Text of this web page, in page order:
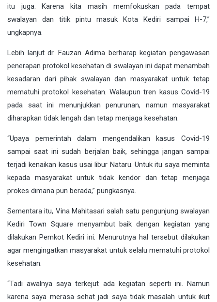
itu juga. Karena kita masih memfokuskan pada tempat
swalayan dan titik pintu masuk Kota Kediri sampai H-7,”
ungkapnya.
Lebih lanjut dr. Fauzan Adima berharap kegiatan pengawasan
penerapan protokol kesehatan di swalayan ini dapat menambah
kesadaran dari pihak swalayan dan masyarakat untuk tetap
mematuhi protokol kesehatan. Walaupun tren kasus Covid-19
pada saat ini menunjukkan penurunan, namun masyarakat
diharapkan tidak lengah dan tetap menjaga kesehatan.
“Upaya pemerintah dalam mengendalikan kasus Covid-19
sampai saat ini sudah berjalan baik, sehingga jangan sampai
terjadi kenaikan kasus usai libur Nataru. Untuk itu saya meminta
kepada masyarakat untuk tidak kendor dan tetap menjaga
prokes dimana pun berada,” pungkasnya.
Sementara itu, Vina Mahitasari salah satu pengunjung swalayan
Kediri Town Square menyambut baik dengan kegiatan yang
dilakukan Pemkot Kediri ini. Menurutnya hal tersebut dilakukan
agar mengingatkan masyarakat untuk selalu mematuhi protokol
kesehatan.
“Tadi awalnya saya terkejut ada kegiatan seperti ini. Namun
karena saya merasa sehat jadi saya tidak masalah untuk ikut